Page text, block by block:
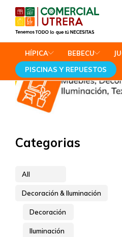
Comercial
Utrera
Tenemos
TODO
lo
que
tú
NECESITAS
HÍPICA BEBECU
PISCINAS Y REPUESTOS
Home Decoración & Iluminación
Categorias
All
Decoración & Iluminación
Decoración
Iluminación